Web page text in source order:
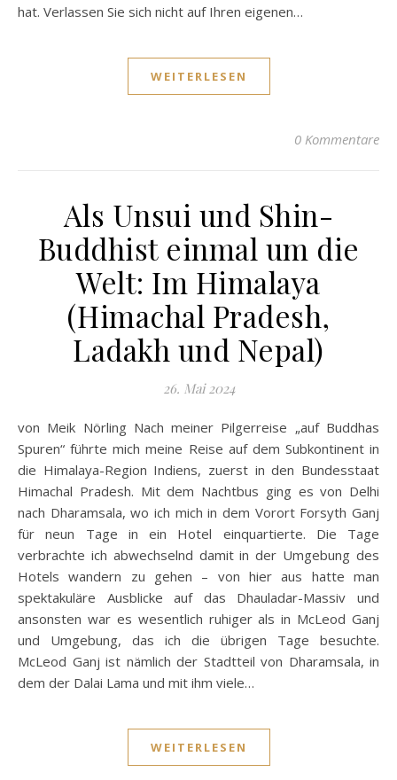
hat. Verlassen Sie sich nicht auf Ihren eigenen…
WEITERLESEN
0 Kommentare
Als Unsui und Shin-
Buddhist einmal um die
Welt: Im Himalaya
(Himachal Pradesh,
Ladakh und Nepal)
26. Mai 2024
von Meik Nörling Nach meiner Pilgerreise „auf Buddhas
Spuren“ führte mich meine Reise auf dem Subkontinent in
die Himalaya-Region Indiens, zuerst in den Bundesstaat
Himachal Pradesh. Mit dem Nachtbus ging es von Delhi
nach Dharamsala, wo ich mich in dem Vorort Forsyth Ganj
für neun Tage in ein Hotel einquartierte. Die Tage
verbrachte ich abwechselnd damit in der Umgebung des
Hotels wandern zu gehen – von hier aus hatte man
spektakuläre Ausblicke auf das Dhauladar-Massiv und
ansonsten war es wesentlich ruhiger als in McLeod Ganj
und Umgebung, das ich die übrigen Tage besuchte.
McLeod Ganj ist nämlich der Stadtteil von Dharamsala, in
dem der Dalai Lama und mit ihm viele…
WEITERLESEN